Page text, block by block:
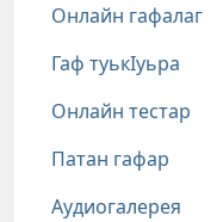
Онлайн гафалаг
Гаф туькIуьра
Онлайн тестар
Патан гафар
Аудиогалерея